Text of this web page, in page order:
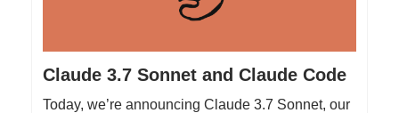
Claude 3.7 Sonnet and Claude Code
Today, we’re announcing Claude 3.7 Sonnet, our